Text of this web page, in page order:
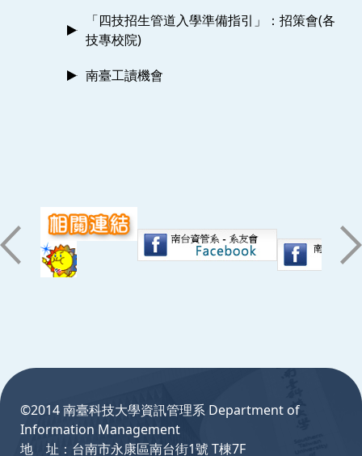
「四技招生管道入學準備指引」：招策會(各
技專校院)
南臺工讀機會
©2014 南臺科技大學資訊管理系 Department of
Information Management
地 址：台南市永康區南台街1號 T棟7F